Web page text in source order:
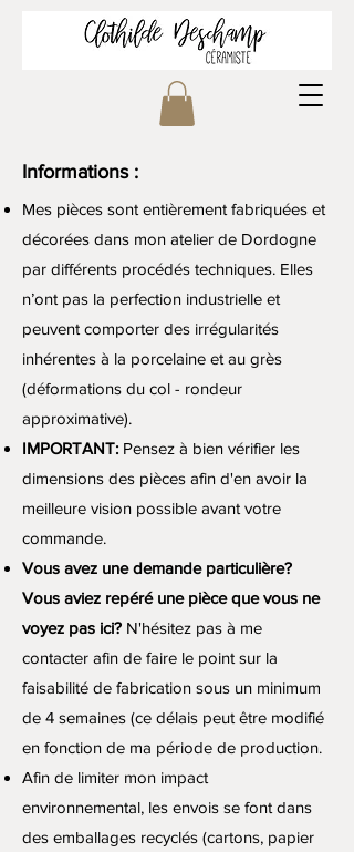
Informations :
Mes pièces sont entièrement fabriquées et
décorées dans mon atelier de Dordogne
par différents procédés techniques. Elles
n’ont pas la perfection industrielle et
peuvent comporter des irrégularités
inhérentes à la porcelaine et au grès
(déformations du col - rondeur
approximative).
IMPORTANT: Pensez à bien vérifier les
dimensions des pièces afin d'en avoir la
meilleure vision possible avant votre
commande.
Vous avez une demande particulière?
Vous aviez repéré une pièce que vous ne
voyez pas ici? N'hésitez pas à me
contacter afin de faire le point sur la
faisabilité de fabrication sous un minimum
de 4 semaines (ce délais peut être modifié
en fonction de ma période de production.
Afin de limiter mon impact
environnemental, les envois se font dans
des emballages recyclés (cartons, papier